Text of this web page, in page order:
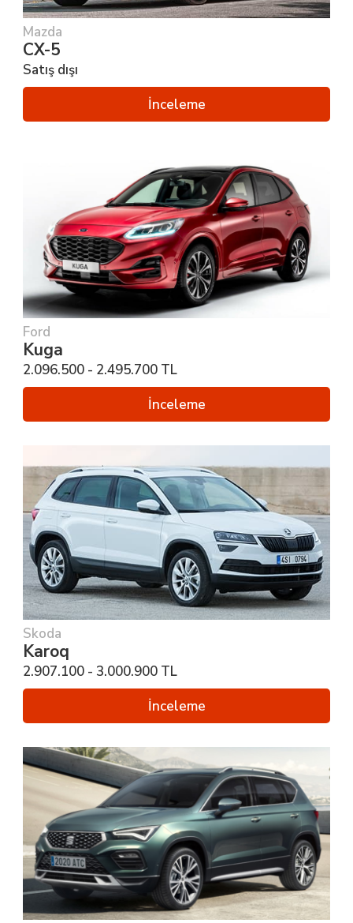
Mazda
CX-5
Satış dışı
İnceleme
Ford
Kuga
2.096.500 - 2.495.700 TL
İnceleme
Skoda
Karoq
2.907.100 - 3.000.900 TL
İnceleme